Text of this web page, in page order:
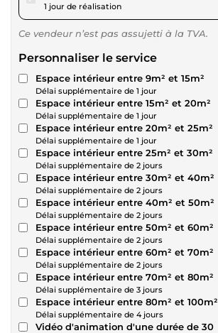
1 jour de réalisation
Ce vendeur n’est pas assujetti à la TVA.
Personnaliser le service
Espace intérieur entre 9m² et 15m²
Délai supplémentaire de 1 jour
Espace intérieur entre 15m² et 20m²
Délai supplémentaire de 1 jour
Espace intérieur entre 20m² et 25m²
Délai supplémentaire de 1 jour
Espace intérieur entre 25m² et 30m²
Délai supplémentaire de 2 jours
Espace intérieur entre 30m² et 40m²
Délai supplémentaire de 2 jours
Espace intérieur entre 40m² et 50m²
Délai supplémentaire de 2 jours
Espace intérieur entre 50m² et 60m²
Délai supplémentaire de 2 jours
Espace intérieur entre 60m² et 70m²
Délai supplémentaire de 2 jours
Espace intérieur entre 70m² et 80m²
Délai supplémentaire de 3 jours
Espace intérieur entre 80m² et 100m²
Délai supplémentaire de 4 jours
Vidéo d'animation d'une durée de 30